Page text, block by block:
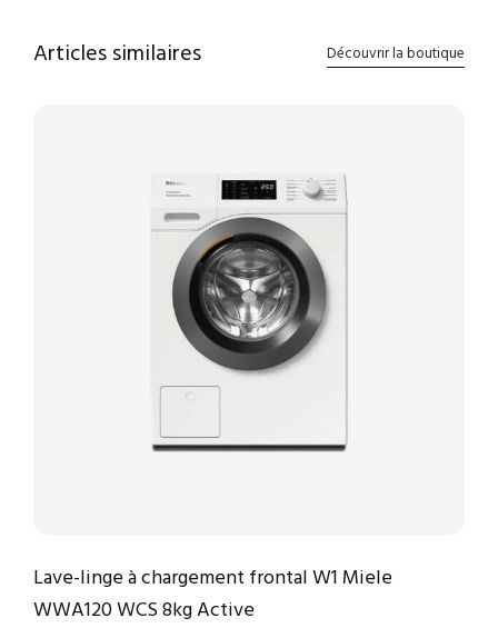
Articles similaires Découvrir la boutique
Lave-linge à chargement frontal W1 Miele
WWA120 WCS 8kg Active